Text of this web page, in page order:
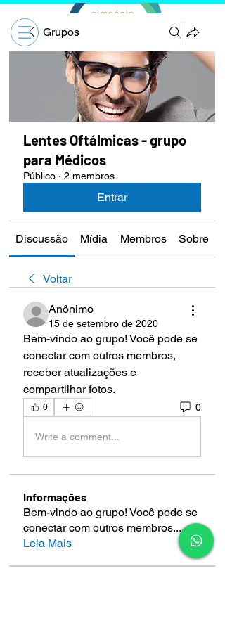
Grupos
Lentes Oftálmicas - grupo
para Médicos
Público · 2 membros
Entrar
Discussão Mídia Membros Sobre
Voltar
Anônimo
15 de setembro de 2020
Bem-vindo ao grupo! Você pode se
conectar com outros membros,
receber atualizações e
compartilhar fotos.
0 0
Write a comment...
Informações
Bem-vindo ao grupo! Você pode se
conectar com outros membros...
Leia Mais